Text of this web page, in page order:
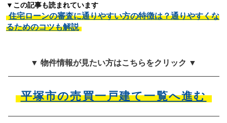
▼この記事も読まれています
住宅ローンの審査に通りやすい方の特徴は？通りやすくな
るためのコツも解説
▼ 物件情報が見たい方はこちらをクリック ▼
平塚市の売買一戸建て一覧へ進む